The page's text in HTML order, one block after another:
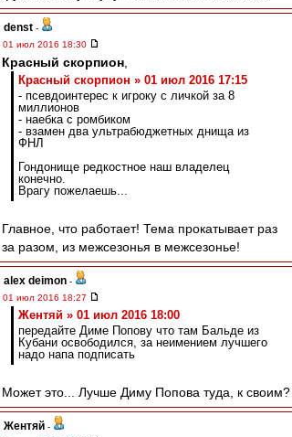
denst -
01 июл 2016 18:30
Красный скорпион
Красный скорпион » 01 июл 2016 17:15
- псевдоинтерес к игроку с личкой за 8
миллионов
- наебка с ромбиком
- взамен два ультрабюджетных днища из
ФНЛ
Гондонище редкостное наш владелец
конечно.
Врагу пожелаешь...
Главное, что работает! Тема прокатывает раз
за разом, из межсезонья в межсезонье!
alex deimon -
01 июл 2016 18:27
Жентяй » 01 июл 2016 18:00
передайте Диме Попову что там Бальде из
Кубани освободился, за неимением лучшего
надо напа подписать
Может это... Лучше Диму Попова туда, к своим?
Жентяй -